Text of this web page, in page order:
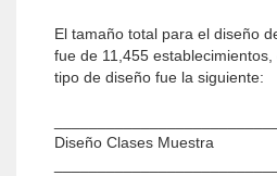
El tamaño total para el diseño
fue de 11,455
tipo de diseño fue la siguiente:
Diseño Clases Muestra